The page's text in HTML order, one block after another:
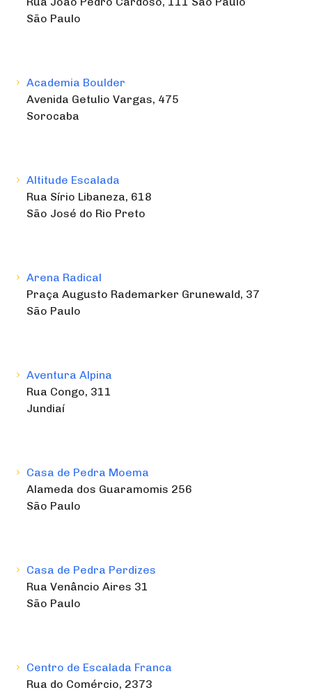
São Paulo
Academia Boulder
Avenida Getulio Vargas, 475
Sorocaba
Altitude Escalada
Rua Sírio Libaneza, 618
São José do Rio Preto
Arena Radical
Praça Augusto Rademarker Grunewald, 37
São Paulo
Aventura Alpina
Rua Congo, 311
Jundiaí
Casa de Pedra Moema
Alameda dos Guaramomis 256
São Paulo
Casa de Pedra Perdizes
Rua Venâncio Aires 31
São Paulo
Centro de Escalada Franca
Rua do Comércio, 2373